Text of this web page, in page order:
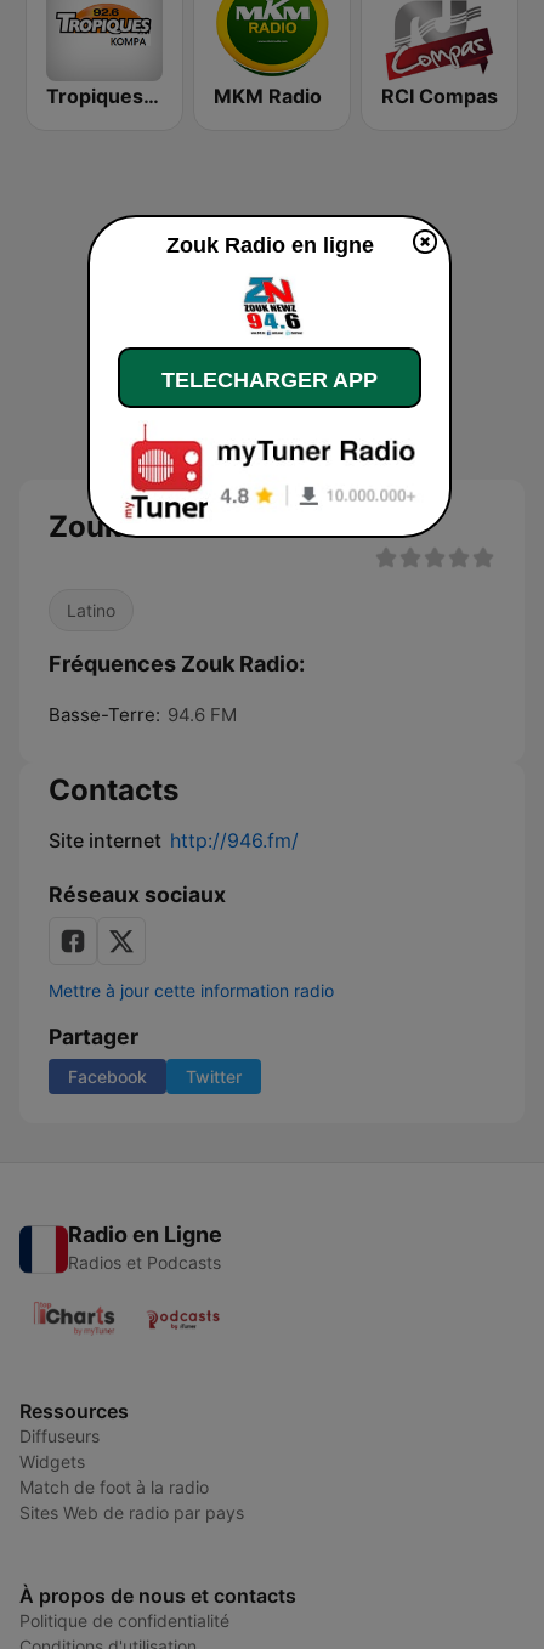
Tropiques Kompa MKM Radio RCI Compas
Zouk Radio
Latino
Fréquences Zouk Radio:
Basse-Terre: 94.6 FM
Contacts
Site internet http://946.fm/
Réseaux sociaux
Mettre à jour cette information radio
Partager
Facebook Twitter
Radio en Ligne
Radios et Podcasts
Ressources
Diffuseurs
Widgets
Match de foot à la radio
Sites Web de radio par pays
À propos de nous et contacts
Politique de confidentialité
Zouk Radio en ligne
TELECHARGER APP